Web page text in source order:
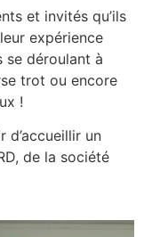
et invités qu’ils
expérience
se déroulant à
trot ou encore
!
d’accueillir un
de la société